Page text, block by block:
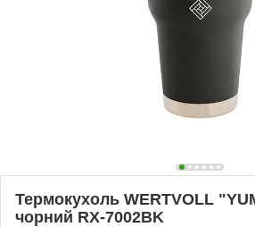
Термокухоль WERTVOLL
чорний RX-7002BK